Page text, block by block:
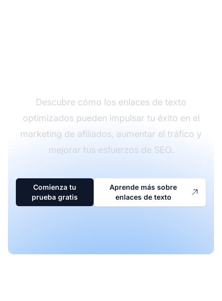
Descubre cómo los enlaces de texto
optimizados pueden impulsar tu éxito en el
marketing de afiliados, aumentar el tráfico y
mejorar tus esfuerzos de SEO.
Comienza tu
prueba gratis
Aprende más sobre
enlaces de texto